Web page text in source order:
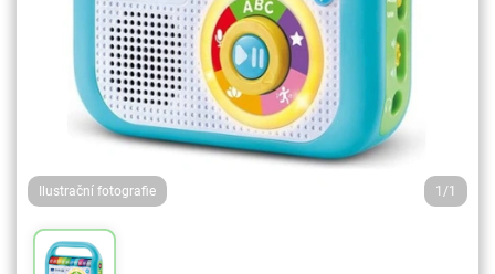
Ilustrační fotografie 1/1